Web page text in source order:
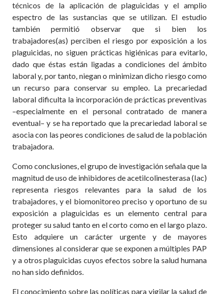
técnicos de la aplicación de plaguicidas y el amplio
espectro de las sustancias que se utilizan. El estudio
también permitió observar que si bien los
trabajadores(as) perciben el riesgo por exposición a los
plaguicidas, no siguen prácticas higiénicas para evitarlo,
dado que éstas están ligadas a condiciones del ámbito
laboral y, por tanto, niegan o minimizan dicho riesgo como
un recurso para conservar su empleo. La precariedad
laboral dificulta la incorporación de prácticas preventivas
–especialmente en el personal contratado de manera
eventual– y se ha reportado que la precariedad laboral se
asocia con las peores condiciones de salud de la población
trabajadora.
Como conclusiones, el grupo de investigación señala que la
magnitud de uso de inhibidores de acetilcolinesterasa (Iac)
representa riesgos relevantes para la salud de los
trabajadores, y el biomonitoreo preciso y oportuno de su
exposición a plaguicidas es un elemento central para
proteger su salud tanto en el corto como en el largo plazo.
Esto adquiere un carácter urgente y de mayores
dimensiones al considerar que se exponen a múltiples PAP
y a otros plaguicidas cuyos efectos sobre la salud humana
no han sido definidos.
El conocimiento sobre las políticas para vigilar la salud de